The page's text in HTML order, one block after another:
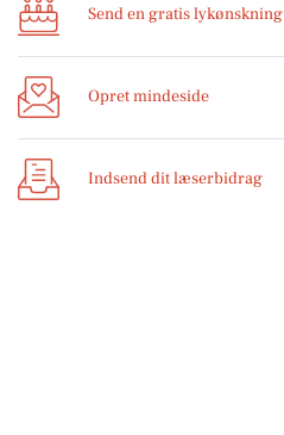
Send en gratis lykønskning
Opret mindeside
Indsend dit læserbidrag